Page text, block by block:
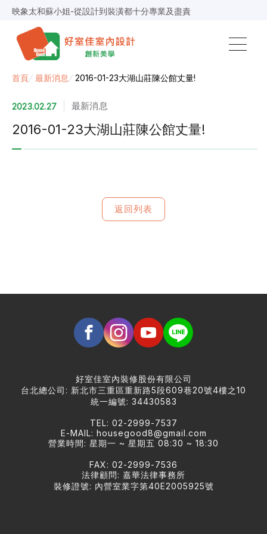
映象太和蘇小姐-從設計到裝潢都十分專業及盡責
超級F1歐小姐-設計跟材料的品質都很優質，建議實用
說明仔細流程順暢，注意施工上細節，施工團隊專業細心
毛胚屋裝修推薦，設計師與工務完美配合，效果非常滿意
春城越蔡先生-設計師溝通規劃完善，整體來說相當滿意
首頁/ 最新消息 / 2016-01-23大湖山莊陳公館丈量!
2023.02.27 最新消息
2016-01-23大湖山莊陳公館丈量!
返回列表
好室佳室內裝修股份有限公司
台北總公司: 新北市三重區重新路5段609巷20號4樓之10
統一編號: 34430583
TEL: 02-2999-7537
E-MAIL: housegood8@gmail.com
營業時間: 星期一 ~ 星期五 08:30 ~ 18:30
FAX: 02-2999-7536
法律顧問: 嘉華法律事務所
裝修證號: 內營室業字第40E2005925號